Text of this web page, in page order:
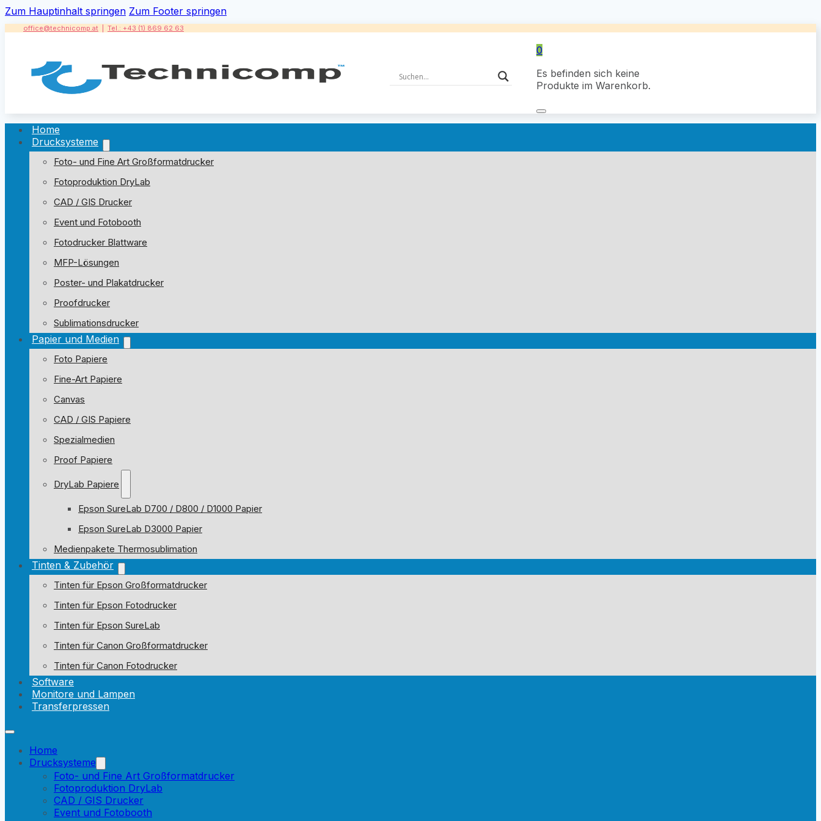
Zum Hauptinhalt springen Zum Footer springen
office@technicomp.at Tel.: +43 (1) 869 62 63
0
Es befinden sich keine
Produkte im Warenkorb.
Home
Drucksysteme
Foto- und Fine Art Großformatdrucker
Fotoproduktion DryLab
CAD / GIS Drucker
Event und Fotobooth
Fotodrucker Blattware
MFP-Lösungen
Poster- und Plakatdrucker
Proofdrucker
Sublimationsdrucker
Papier und Medien
Foto Papiere
Fine-Art Papiere
Canvas
CAD / GIS Papiere
Spezialmedien
Proof Papiere
DryLab Papiere
Epson SureLab D700 / D800 / D1000 Papier
Epson SureLab D3000 Papier
Medienpakete Thermosublimation
Tinten & Zubehör
Tinten für Epson Großformatdrucker
Tinten für Epson Fotodrucker
Tinten für Epson SureLab
Tinten für Canon Großformatdrucker
Tinten für Canon Fotodrucker
Software
Monitore und Lampen
Transferpressen
Home
Drucksysteme
Foto- und Fine Art Großformatdrucker
Fotoproduktion DryLab
CAD / GIS Drucker
Event und Fotobooth